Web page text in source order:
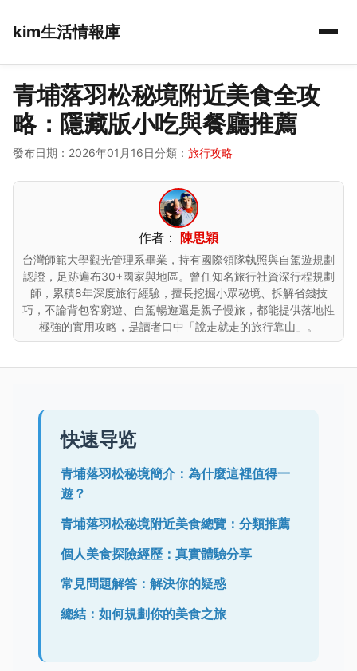
kim生活情報庫
青埔落羽松秘境附近美食全攻
略：隱藏版小吃與餐廳推薦
發布日期：2026年01月16日分類： 旅行攻略
作者： 陳思穎
台灣師範大學觀光管理系畢業，持有國際領隊執照與自駕遊規劃
認證，足跡遍布30+國家與地區。曾任知名旅行社資深行程規劃
師，累積8年深度旅行經驗，擅長挖掘小眾秘境、拆解省錢技
巧，不論背包客窮遊、自駕暢遊還是親子慢旅，都能提供落地性
極強的實用攻略，是讀者口中「說走就走的旅行靠山」。
快速导览
青埔落羽松秘境簡介：為什麼這裡值得一
遊？
青埔落羽松秘境附近美食總覽：分類推薦
個人美食探險經歷：真實體驗分享
常見問題解答：解決你的疑惑
總結：如何規劃你的美食之旅